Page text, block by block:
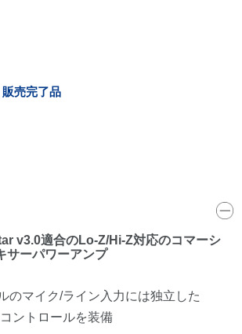
販売完了品
v3.0適合のLo-Z/Hi-Z対応のコマーシ
サーパワーアンプ
のマイク/ライン入力には独立した
ントロールを装備